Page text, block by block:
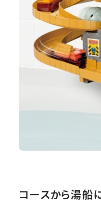
コースから湯船